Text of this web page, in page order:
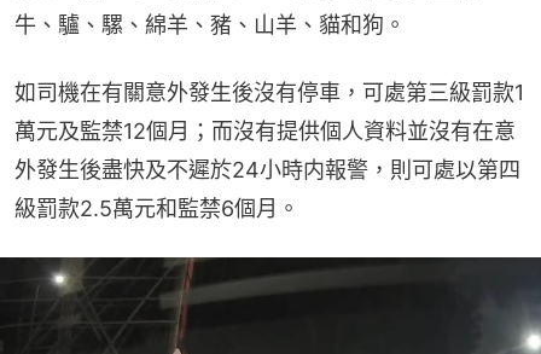
牛、驢、騾、綿羊、豬、山羊、貓和狗。
如司機在有關意外發生後沒有停車，可處第三級罰款1
萬元及監禁12個月；而沒有提供個人資料並沒有在意
外發生後盡快及不遲於24小時内報警，則可處以第四
級罰款2.5萬元和監禁6個月。